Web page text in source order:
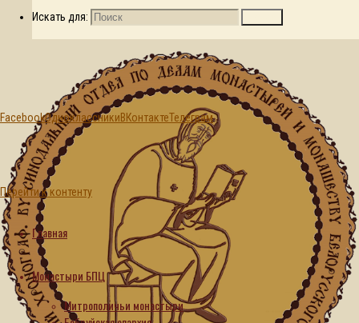
Искать для:
FacebookОдноклассникиВКонтактеТелеграм
Перейти к контенту
Главная
Монастыри БПЦ
Митрополичьи монастыри
летием со дня
рождения
Патриаршее
поздравление
архиепископу
Новогрудскому